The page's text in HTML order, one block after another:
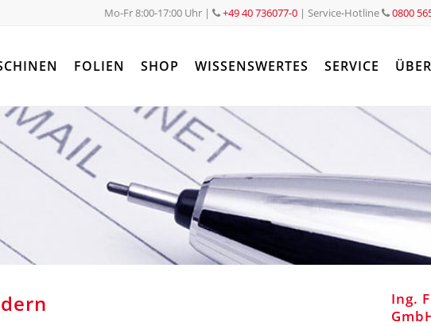
Mo-Fr 8:00-17:00 Uhr | +49 40 736077-0 | Service-Hotline 0800
FOLIEN SHOP WISSENSWERTES SERVICE
Ing.